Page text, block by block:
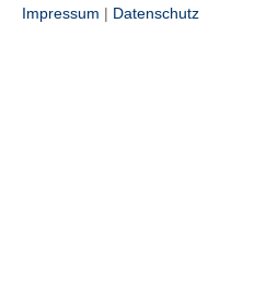
Impressum | Datenschutz